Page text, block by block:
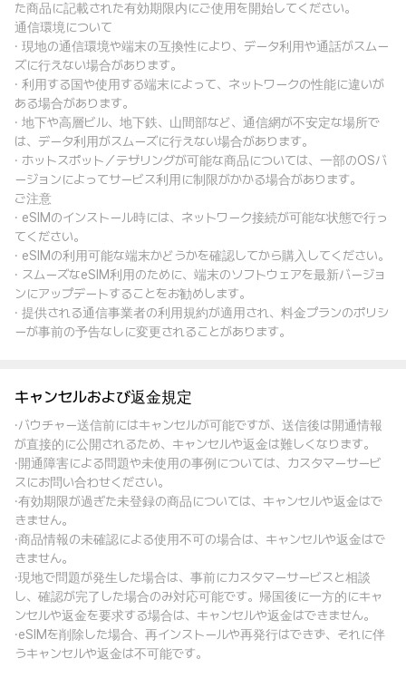
た商品に記載された有効期限内にご使用を開始してください。
通信環境について
· 現地の通信環境や端末の互換性により、データ利用や通話がスムー
ズに行えない場合があります。
· 利用する国や使用する端末によって、ネットワークの性能に違いが
ある場合があります。
· 地下や高層ビル、地下鉄、山間部など、通信網が不安定な場所で
は、データ利用がスムーズに行えない場合があります。
· ホットスポット／テザリングが可能な商品については、一部のOSバ
ージョンによってサービス利用に制限がかかる場合があります。
ご注意
· eSIMのインストール時には、ネットワーク接続が可能な状態で行っ
てください。
· eSIMの利用可能な端末かどうかを確認してから購入してください。
· スムーズなeSIM利用のために、端末のソフトウェアを最新バージョ
ンにアップデートすることをお勧めします。
· 提供される通信事業者の利用規約が適用され、料金プランのポリシ
ーが事前の予告なしに変更されることがあります。
キャンセルおよび返金規定
·バウチャー送信前にはキャンセルが可能ですが、送信後は開通情報
が直接的に公開されるため、キャンセルや返金は難しくなります。
·開通障害による問題や未使用の事例については、カスタマーサービ
スにお問い合わせください。
·有効期限が過ぎた未登録の商品については、キャンセルや返金はで
きません。
·商品情報の未確認による使用不可の場合は、キャンセルや返金はで
きません。
·現地で問題が発生した場合は、事前にカスタマーサービスと相談
し、確認が完了した場合のみ対応可能です。帰国後に一方的にキャ
ンセルや返金を要求する場合は、キャンセルや返金はできません。
·eSIMを削除した場合、再インストールや再発行はできず、それに伴
うキャンセルや返金は不可能です。